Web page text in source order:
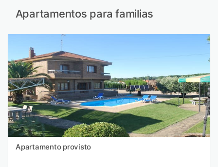
Apartamentos para familias
Apartamento provisto